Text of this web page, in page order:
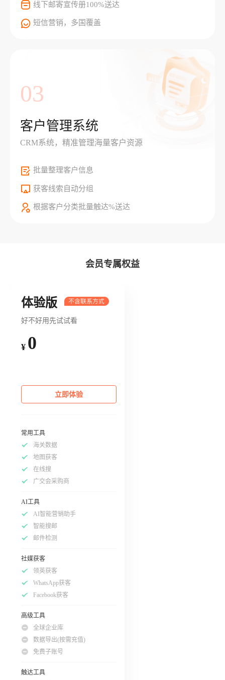
线下邮寄宣传册100%送达
短信营销，多国覆盖
03
客户管理系统
CRM系统，精准管理海量客户资源
批量整理客户信息
获客线索自动分组
根据客户分类批量触达%送达
会员专属权益
体验版
好不好用先试试看
¥ 0
立即体验
常用工具
海关数据
地图获客
在线搜
广交会采购商
AI工具
AI智能营销助手
智能搜邮
邮件检测
社媒获客
领英获客
WhatsApp获客
Facebook获客
高级工具
全球企业库
数据导出(按需充值)
免费子账号
触达工具